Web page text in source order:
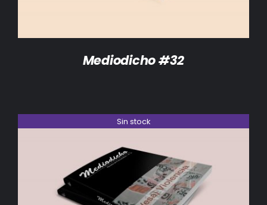
Mediodicho #32
Sin stock
DETALLES